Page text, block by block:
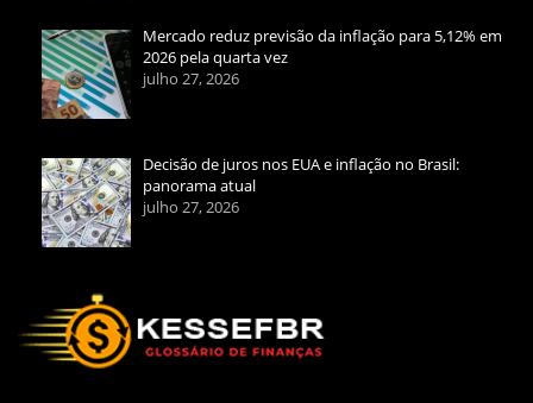
Mercado reduz previsão da inflação para 5,12% em
2026 pela quarta vez
julho 27, 2026
Decisão de juros nos EUA e inflação no Brasil:
panorama atual
julho 27, 2026